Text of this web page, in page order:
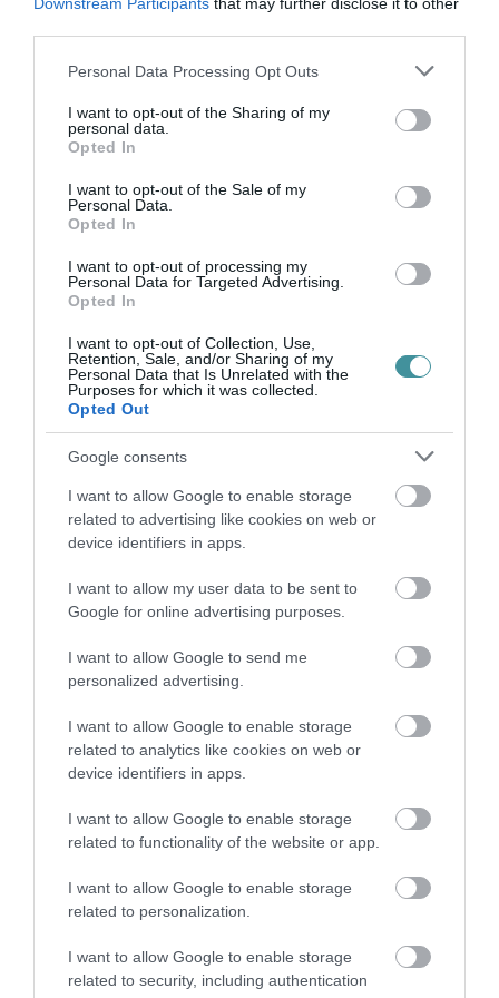
Please note that this website/app uses one or more Google
not limited to your visit or usage behaviour. You may click to
grant or deny consent to Google and its third-party tags to
use your data for below specified purposes in below Google
consent section.
Personal Data Processing Opt Outs
I want to opt-out of the Sharing of my
personal data.
Opted In
I want to opt-out of the Sale of my
Personal Data.
Opted In
I want to opt-out of processing my
Personal Data for Targeted Advertising.
Opted In
I want to opt-out of Collection, Use,
Retention, Sale, and/or Sharing of my
Personal Data that Is Unrelated with the
Purposes for which it was collected.
Opted Out
Google consents
I want to allow Google to enable storage
related to advertising like cookies on web or
device identifiers in apps.
I want to allow my user data to be sent to
Google for online advertising purposes.
I want to allow Google to send me
personalized advertising.
I want to allow Google to enable storage
related to analytics like cookies on web or
device identifiers in apps.
I want to allow Google to enable storage
related to functionality of the website or app.
I want to allow Google to enable storage
related to personalization.
I want to allow Google to enable storage
related to security, including authentication
Ne maradjon le a legfrissebb hírekről, kövessen
bennünket az EGRI ÜGYEK Google Hírek oldalán!
VISSZA A FŐOLDALRA
Legfrissebb híreink
TÖBB MINT EGY HÓNAP IS LEHET, MIRE
TELJESEN ÚJRAINDUL A P...
2026. augusztus 07
TANULJ NÉMETÜL OTTHONRÓL: A
DIGITÁLIS TANULÁS ELŐNYEI
2026. augusztus 07
ÚJRAINDULNAK A KORÁBBAN
2026. augusztus 07|Eger ügye
TÍZ ÉVE NEM VOLT ILYEN ALACSONY AZ
INFLÁCIÓ MAGYARORSZÁGON